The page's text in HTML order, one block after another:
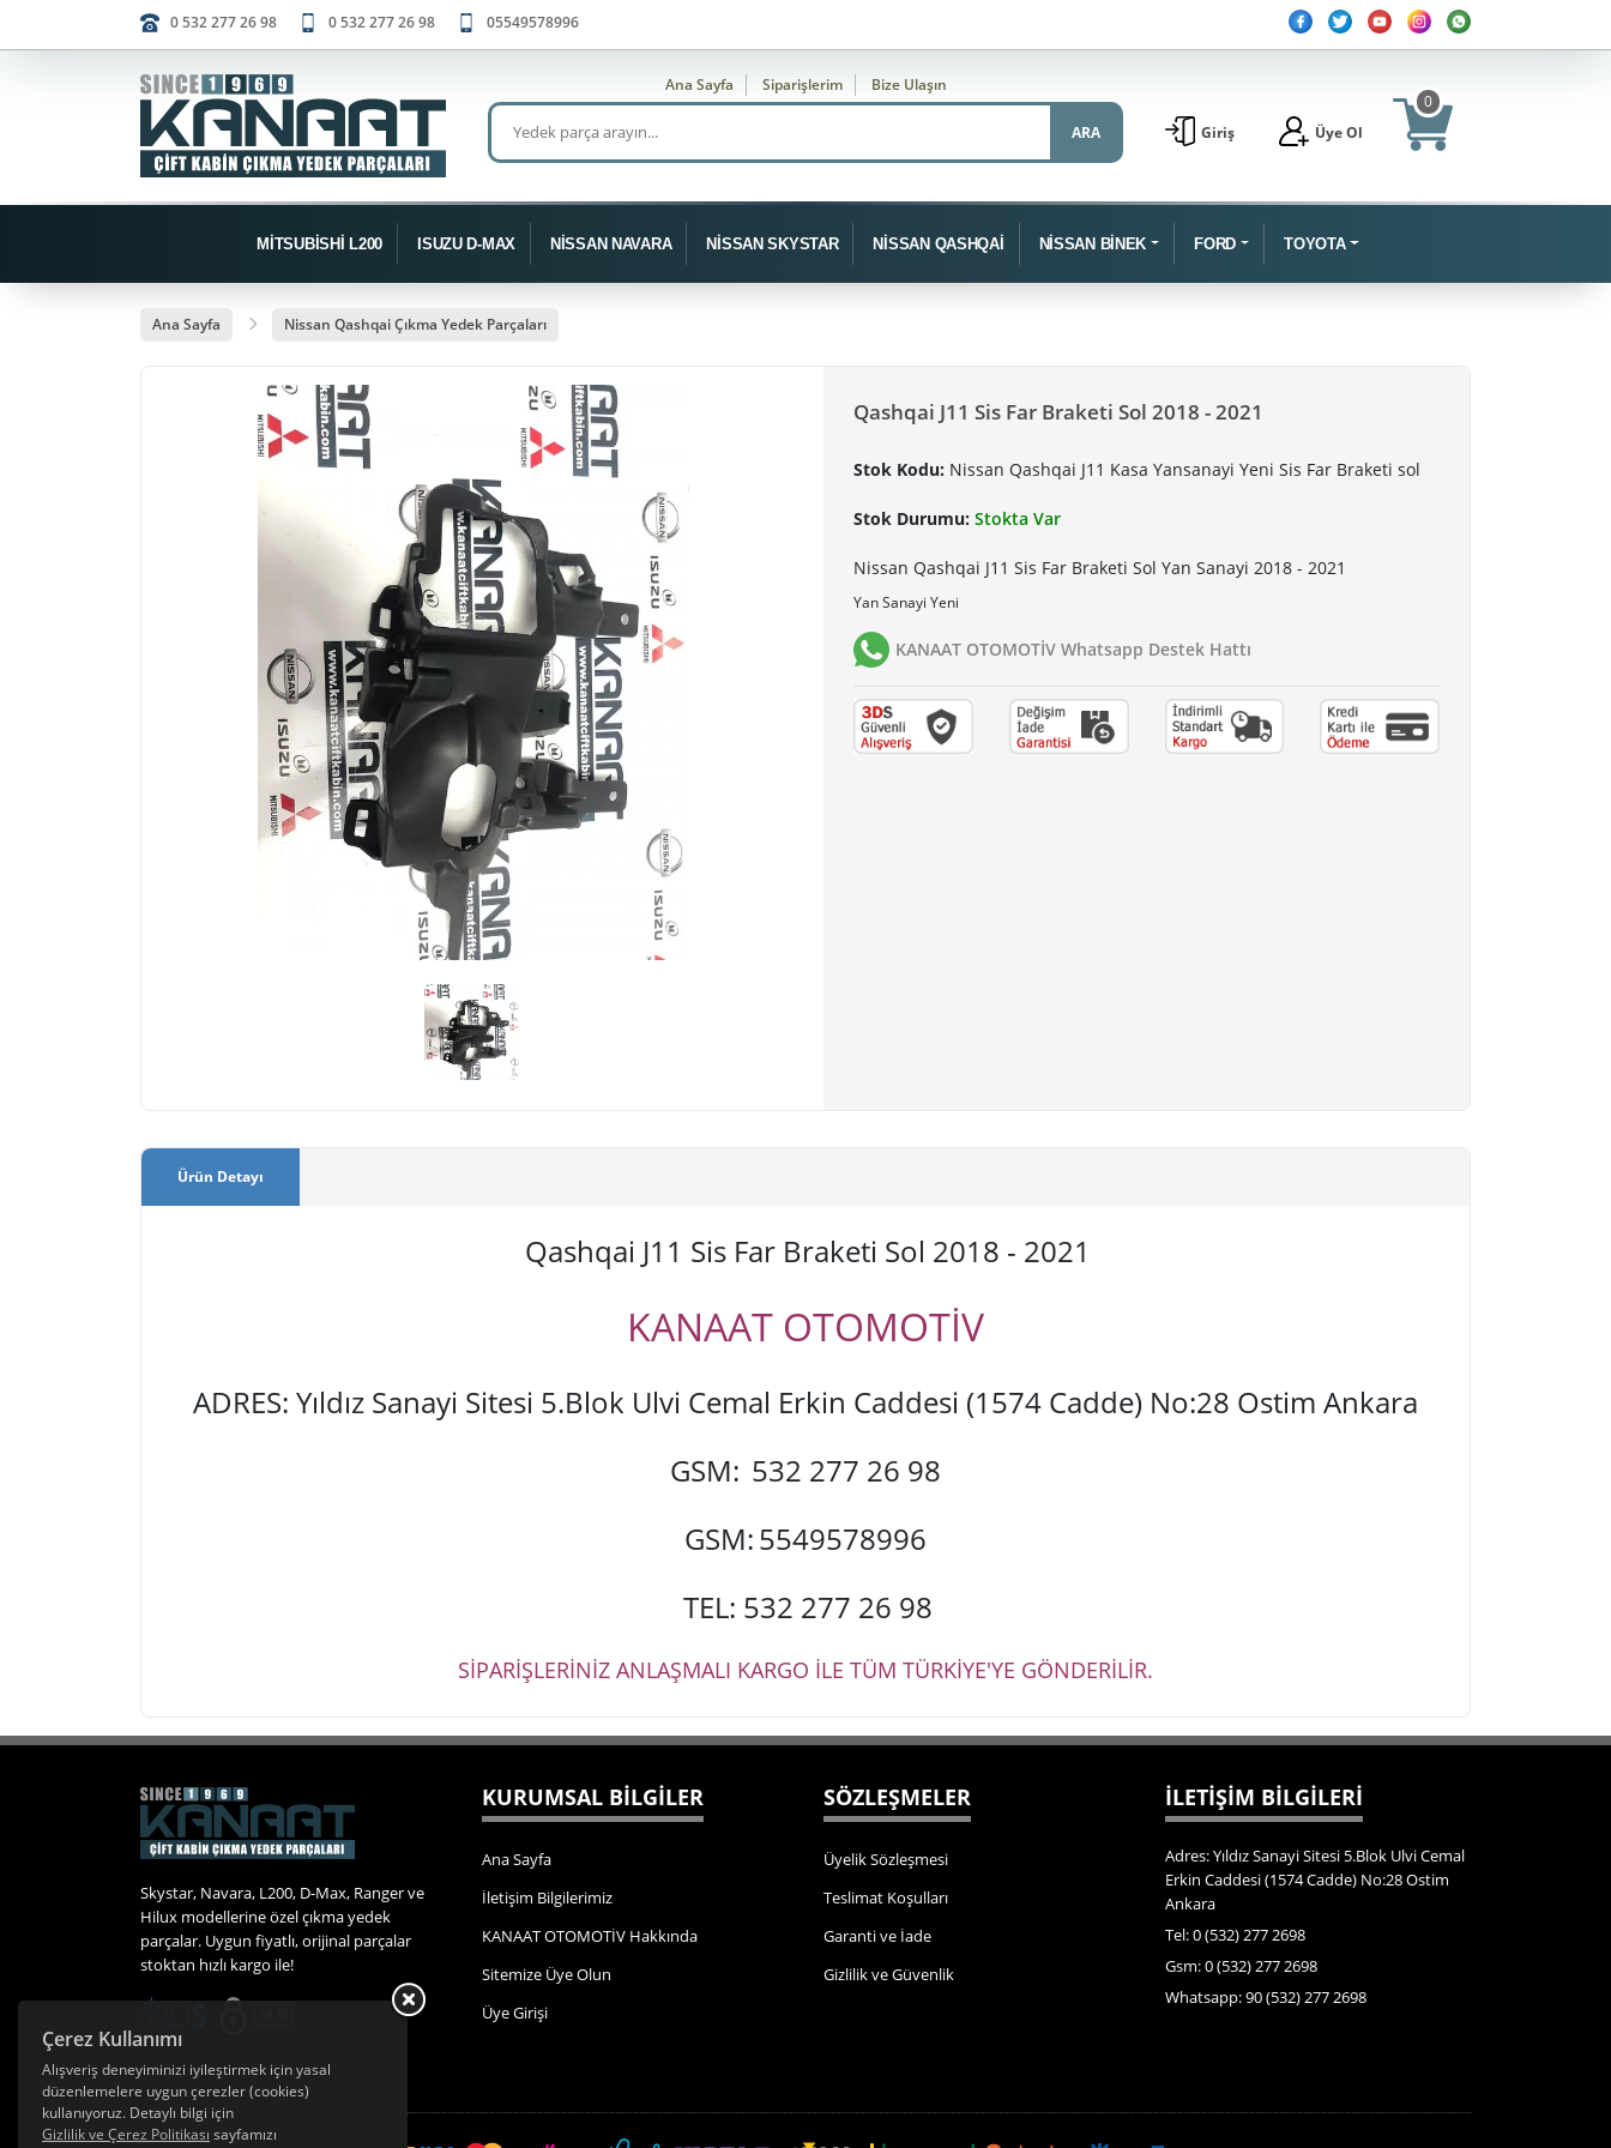
0 532 277 26 98 0 532 277 26 98 05549578996
Ana Sayfa Siparişlerim Bize Ulaşın
ARA Giriş Üye Ol
0
MİTSUBİSHİ L200 ISUZU D-MAX NİSSAN NAVARA NİSSAN SKYSTAR NİSSAN QASHQAİ NİSSAN BİNEK FORD TOYOTA
Ana Sayfa Nissan Qashqai Çıkma Yedek Parçaları
Qashqai J11 Sis Far Braketi Sol 2018 - 2021
Stok Kodu: Nissan Qashqai J11 Kasa Yansanayi Yeni Sis Far Braketi sol
Stok Durumu: Stokta Var
Nissan Qashqai J11 Sis Far Braketi Sol Yan Sanayi 2018 - 2021
Yan Sanayi Yeni
KANAAT OTOMOTİV Whatsapp Destek Hattı
Ürün Detayı
Qashqai J11 Sis Far Braketi Sol 2018 - 2021
KANAAT OTOMOTİV
ADRES: Yıldız Sanayi Sitesi 5.Blok Ulvi Cemal Erkin Caddesi (1574 Cadde) No:28 Ostim Ankara
GSM: 532 277 26 98
GSM:5549578996
TEL: 532 277 26 98
SİPARİŞLERİNİZ ANLAŞMALI KARGO İLE TÜM TÜRKİYE'YE GÖNDERİLİR.
Skystar, Navara, L200, D-Max, Ranger ve
Hilux modellerine özel çıkma yedek
parçalar. Uygun fiyatlı, orijinal parçalar
stoktan hızlı kargo ile!
KURUMSAL BİLGİLER
Ana Sayfa
İletişim Bilgilerimiz
KANAAT OTOMOTİV Hakkında
Sitemize Üye Olun
Üye Girişi
SÖZLEŞMELER
Üyelik Sözleşmesi
Teslimat Koşulları
Garanti ve İade
Gizlilik ve Güvenlik
İLETİŞİM BİLGİLERİ
Adres: Yıldız Sanayi Sitesi 5.Blok Ulvi Cemal
Erkin Caddesi (1574 Cadde) No:28 Ostim
Ankara
Tel: 0 (532) 277 2698
Gsm: 0 (532) 277 2698
Whatsapp: 90 (532) 277 2698
Çerez Kullanımı
Alışveriş deneyiminizi iyileştirmek için yasal
düzenlemelere uygun çerezler (cookies)
kullanıyoruz. Detaylı bilgi için
Gizlilik ve Çerez Politikası sayfamızı